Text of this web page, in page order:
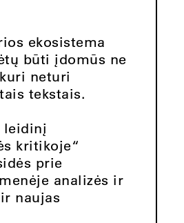
ekosistema
būti įdomūs ne
neturi
tekstais.
leidinį
kritikoje“
prie
analizės ir
naujas